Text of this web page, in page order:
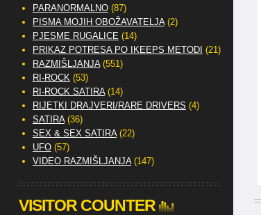
PARANORMALNO(87)
PISMA MOJIH OBOŽAVATELJA(2)
PJESME RUGALICE (14)
PRIKAZ POTRESA PO IKEEPS METODI (21)
RAZMIŠLJANJA(551)
RI-ROCK(53)
RI-ROCK SATIRA(14)
RIJETKI DRAJVERI/RARE DRIVERS (4)
SATIRA(36)
SEX & SEX SATIRA(22)
UFO(57)
VIDEO RAZMIŠLJANJA(147)
VISITOR COUNTER